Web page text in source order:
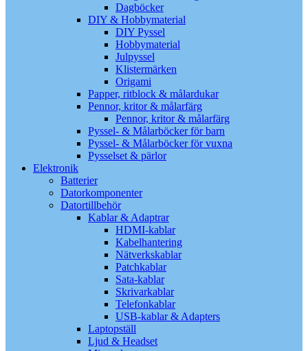
Dagböcker
DIY & Hobbymaterial
DIY Pyssel
Hobbymaterial
Julpyssel
Klistermärken
Origami
Papper, ritblock & målardukar
Pennor, kritor & målarfärg
Pennor, kritor & målarfärg
Pyssel- & Målarböcker för barn
Pyssel- & Målarböcker för vuxna
Pysselset & pärlor
Elektronik
Batterier
Datorkomponenter
Datortillbehör
Kablar & Adaptrar
HDMI-kablar
Kabelhantering
Nätverkskablar
Patchkablar
Sata-kablar
Skrivarkablar
Telefonkablar
USB-kablar & Adapters
Laptopställ
Ljud & Headset